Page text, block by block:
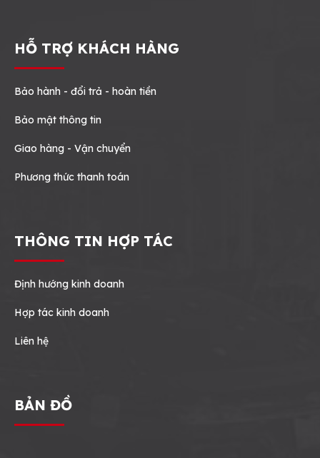
HỖ TRỢ KHÁCH HÀNG
Bảo hành - đổi trả - hoàn tiền
Bảo mật thông tin
Giao hàng - Vận chuyển
Phương thức thanh toán
THÔNG TIN HỢP TÁC
Định hướng kinh doanh
Hợp tác kinh doanh
Liên hệ
BẢN ĐỒ